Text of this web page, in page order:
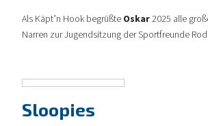
Als Käpt’n Hook begrüßte Oskar2025 alle
Narren zur Jugendsitzung der Sportfreunde
Sloopies